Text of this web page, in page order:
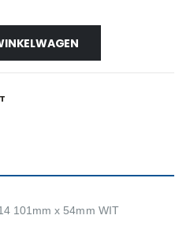
101mm x 54mm WIT